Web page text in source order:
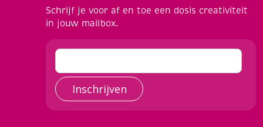
Schrijf je voor af en toe een dosis creativiteit
in jouw mailbox.
Inschrijven